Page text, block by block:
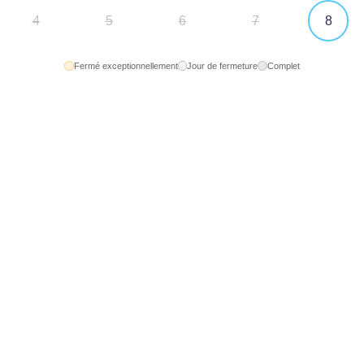
4 5 6 7 8
Fermé exceptionnellement Jour de fermeture Complet